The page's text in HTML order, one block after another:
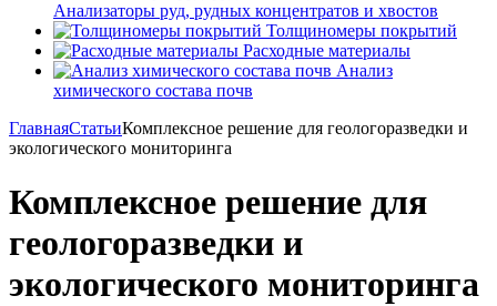
Анализаторы руд, рудных концентратов и хвостов
Толщиномеры покрытий
Расходные материалы
Анализ
химического состава почв
ГлавнаяСтатьиКомплексное решение для геологоразведки и
экологического мониторинга
Комплексное решение для
геологоразведки и
экологического мониторинга